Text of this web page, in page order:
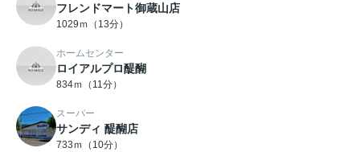
フレンドマート御蔵山店
1029ｍ（13分）
ホームセンター
ロイアルプロ醍醐
834ｍ（11分）
スーパー
サンディ 醍醐店
733ｍ（10分）